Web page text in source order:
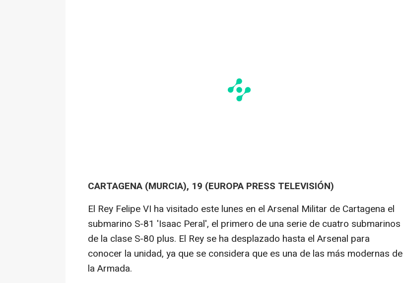
CARTAGENA (MURCIA), 19 (EUROPA PRESS TELEVISIÓN)
El Rey Felipe VI ha visitado este lunes en el Arsenal Militar de Cartagena el
submarino S-81 'Isaac Peral', el primero de una serie de cuatro submarinos
de la clase S-80 plus. El Rey se ha desplazado hasta el Arsenal para
conocer la unidad, ya que se considera que es una de las más modernas de
la Armada.